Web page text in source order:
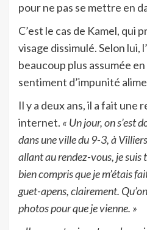
pour ne pas se mettre en
C’est le cas de Kamel, qui
visage dissimulé. Selon lui,
beaucoup plus assumée
sentiment d’impunité
Il y a deux ans, il a fait une
internet. « Un jour, on s’est
dans une ville du 9-3, à
allant au rendez-vous, je suis
bien compris que je m’étais
guet-apens, clairement.
photos pour que je vienne. »